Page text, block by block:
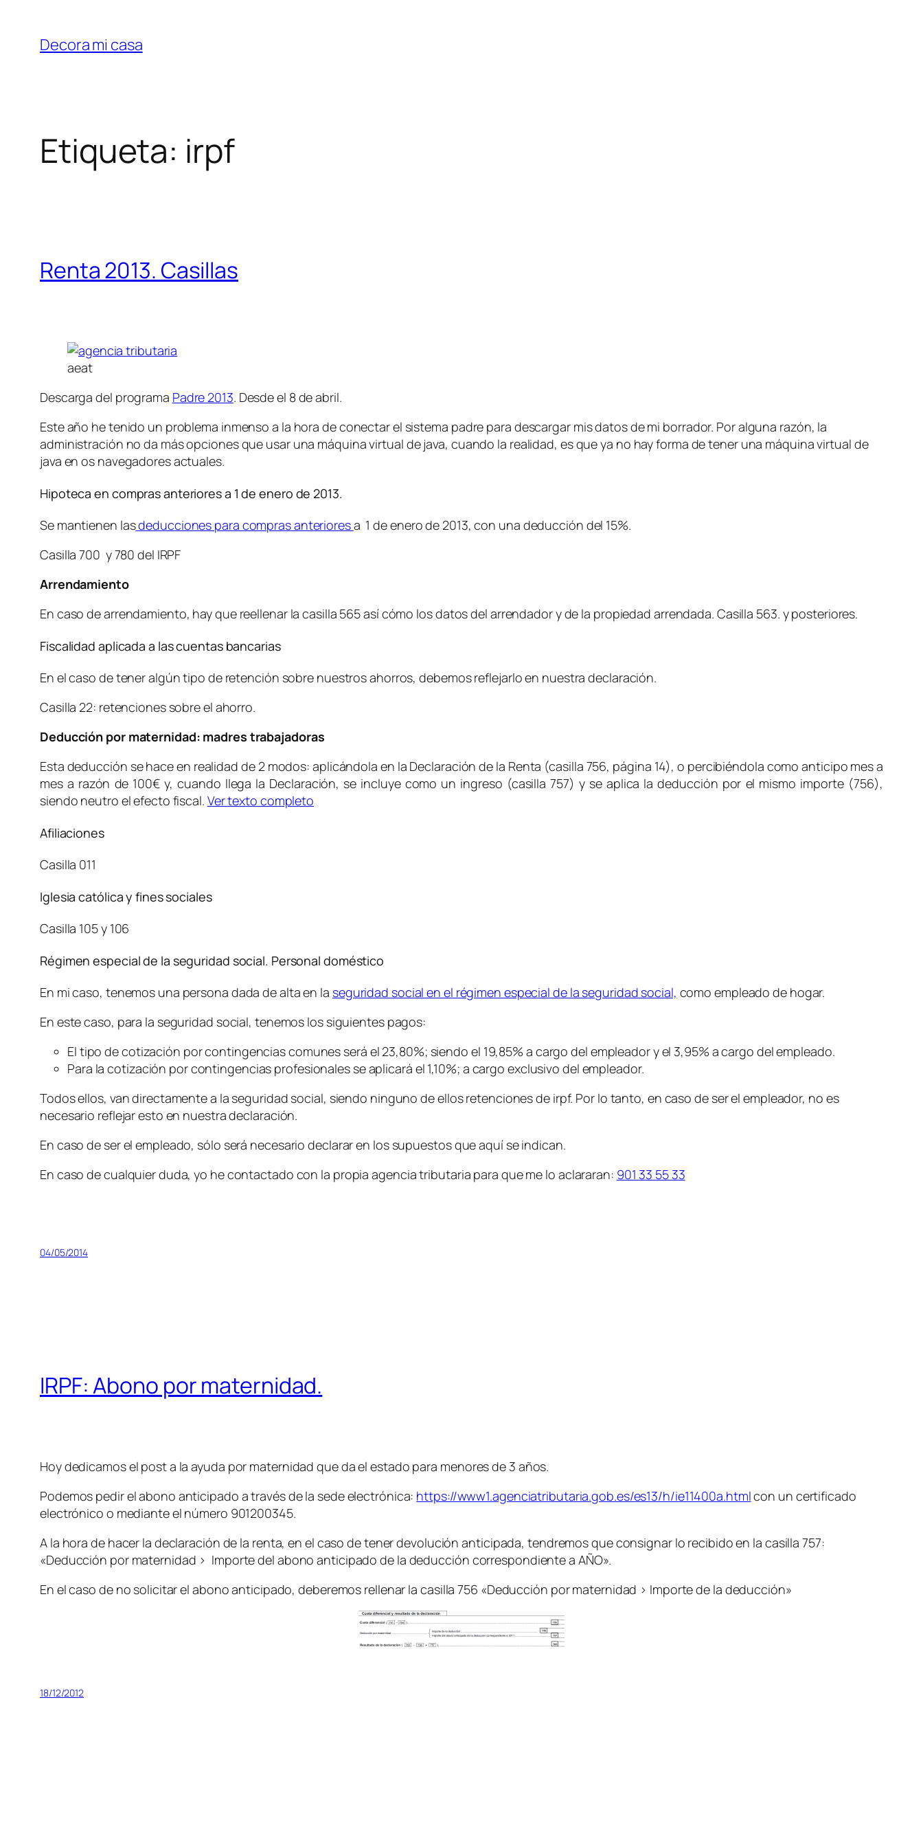
contenido
Decora mi casa
Etiqueta: irpf
Renta 2013. Casillas
aeat
Descarga del programa Padre 2013. Desde el 8 de abril.
Este año he tenido un problema inmenso a la hora de conectar el sistema padre para descargar mis datos de mi borrador. Por alguna razón, la
administración no da más opciones que usar una máquina virtual de java, cuando la realidad, es que ya no hay forma de tener una máquina virtual de
java en os navegadores actuales.
Hipoteca en compras anteriores a 1 de enero de 2013.
Se mantienen lasdeducciones para compras anterioresa 1 de enero de 2013, con una deducción del 15%.
Casilla 700 y 780 del IRPF
Arrendamiento
En caso de arrendamiento, hay que reellenar la casilla 565 así cómo los datos del arrendador y de la propiedad arrendada. Casilla 563. y posteriores.
Fiscalidad aplicada a las cuentas bancarias
En el caso de tener algún tipo de retención sobre nuestros ahorros, debemos reflejarlo en nuestra declaración.
Casilla 22: retenciones sobre el ahorro.
Deducción por maternidad: madres trabajadoras
Esta deducción se hace en realidad de 2 modos: aplicándola en la Declaración de la Renta (casilla 756, página 14), o percibiéndola como anticipo mes a
mes a razón de 100€ y, cuando llega la Declaración, se incluye como un ingreso (casilla 757) y se aplica la deducción por el mismo importe (756),
siendo neutro el efecto fiscal. Ver texto completo
Afiliaciones
Casilla 011
Iglesia católica y fines sociales
Casilla 105 y 106
Régimen especial de la seguridad social. Personal doméstico
En mi caso, tenemos una persona dada de alta en la seguridad social en el régimen especial de la seguridad social, como empleado de hogar.
En este caso, para la seguridad social, tenemos los siguientes pagos:
El tipo de cotización por contingencias comunes será el 23,80%; siendo el 19,85% a cargo del empleador y el 3,95% a cargo del empleado.
Para la cotización por contingencias profesionales se aplicará el 1,10%; a cargo exclusivo del empleador.
Todos ellos, van directamente a la seguridad social, siendo ninguno de ellos retenciones de irpf. Por lo tanto, en caso de ser el empleador, no es
necesario reflejar esto en nuestra declaración.
En caso de ser el empleado, sólo será necesario declarar en los supuestos que aquí se indican.
En caso de cualquier duda, yo he contactado con la propia agencia tributaria para que me lo aclararan: 901 33 55 33
04/05/2014
IRPF: Abono por maternidad.
Hoy dedicamos el post a la ayuda por maternidad que da el estado para menores de 3 años.
Podemos pedir el abono anticipado a través de la sede electrónica: https://www1.agenciatributaria.gob.es/es13/h/ie11400a.htmlcon un certificado
electrónico o mediante el número 901200345.
A la hora de hacer la declaración de la renta, en el caso de tener devolución anticipada, tendremos que consignar lo recibido en la casilla 757:
«Deducción por maternidad > Importe del abono anticipado de la deducción correspondiente a AÑO».
En el caso de no solicitar el abono anticipado, deberemos rellenar la casilla 756 «Deducción por maternidad > Importe de la deducción»
18/12/2012